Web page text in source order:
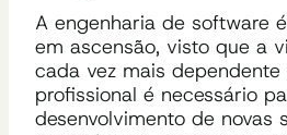
A engenharia de software
em ascensão, visto que a
cada vez mais
profissional é necessário
desenvolvimento de novas